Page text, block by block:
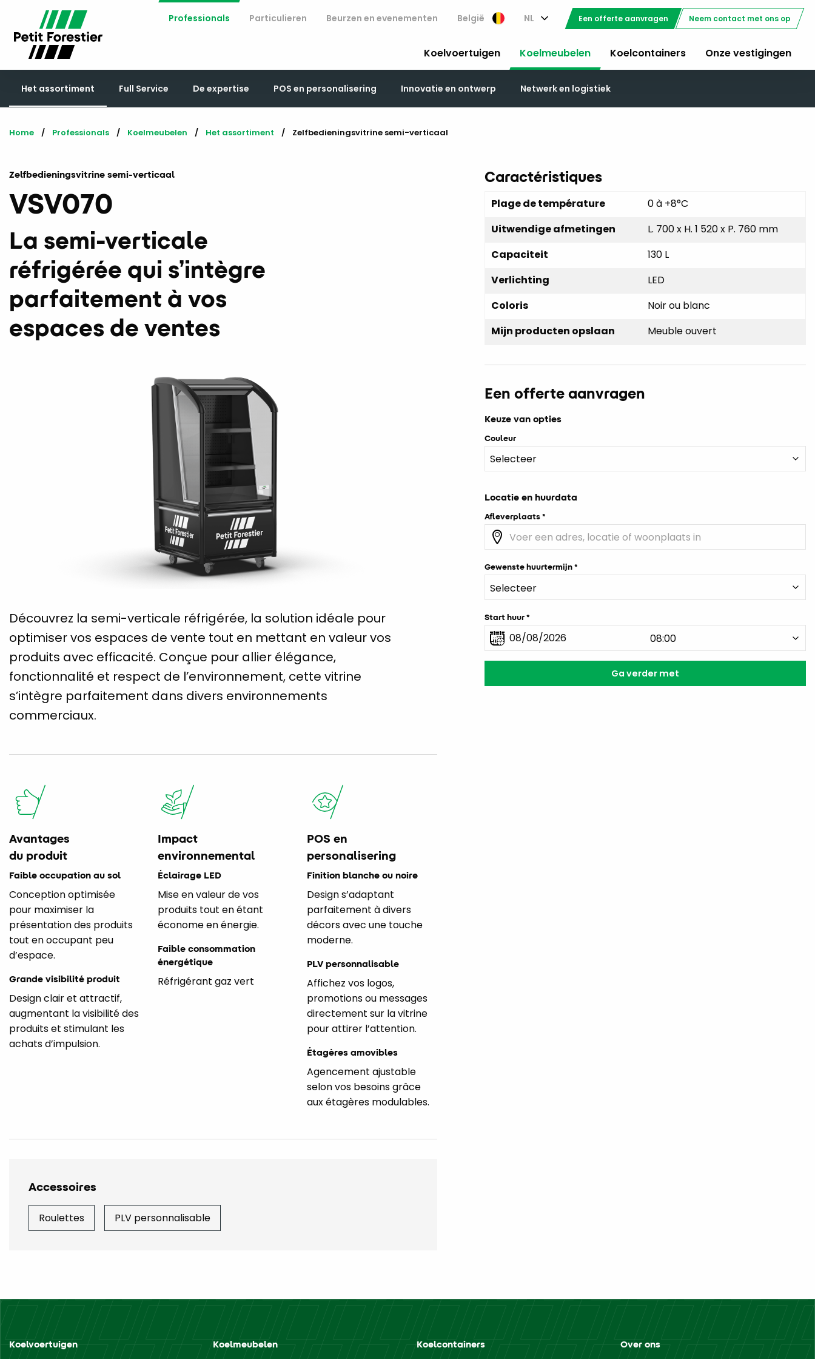
Professionals Particulieren Beurzen en evenementen België NL Een offerte aanvragen Neem contact met ons op
Koelvoertuigen Koelmeubelen Koelcontainers Onze vestigingen
Het assortiment Full Service De expertise POS en personalisering Innovatie en ontwerp Netwerk en logistiek
Home Professionals Koelmeubelen Het assortiment Current:
Zelfbedieningsvitrine semi-verticaal
Zelfbedieningsvitrine semi-verticaal
VSV070
La semi-verticale
réfrigérée qui s’intègre
parfaitement à vos
espaces de ventes​
Découvrez la semi-verticale réfrigérée, la solution idéale pour
optimiser vos espaces de vente tout en mettant en valeur vos
produits avec efficacité. Conçue pour allier élégance,
fonctionnalité et respect de l’environnement, cette vitrine
s’intègre parfaitement dans divers environnements
commerciaux.
Avantages
du produit
Faible occupation au sol
Conception optimisée
pour maximiser la
présentation des produits
tout en occupant peu
d’espace.
Grande visibilité produit
Design clair et attractif,
augmentant la visibilité des
produits et stimulant les
achats d’impulsion.
Impact
environnemental
Éclairage LED
Mise en valeur de vos
produits tout en étant
économe en énergie.
Faible consommation
énergétique
Réfrigérant gaz vert
POS en
personalisering
Finition blanche ou noire
Design s’adaptant
parfaitement à divers
décors avec une touche
moderne.
PLV personnalisable
Affichez vos logos,
promotions ou messages
directement sur la vitrine
pour attirer l’attention.
Étagères amovibles
Agencement ajustable
selon vos besoins grâce
aux étagères modulables.
Accessoires
Roulettes PLV personnalisable
Caractéristiques
Plage de température
0 à +8°C
Uitwendige afmetingen
L. 700 x H. 1 520 x P. 760 mm
Capaciteit
130 L
Verlichting
LED
Coloris
Noir ou blanc
Mijn producten opslaan
Meuble ouvert
Een offerte aanvragen
Keuze van opties
Couleur
Locatie en huurdata
Afleverplaats
Gewenste huurtermijn
Start huur
Koelvoertuigen Koelmeubelen Koelcontainers Over ons